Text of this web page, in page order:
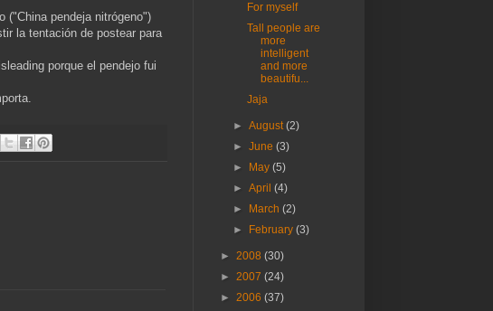
("China pendeja nitrógeno")
la tentación de postear para
porque el pendejo fui
For myself
Tall people are
more
intelligent
and more
beautifu...
Jaja
►August(2)
►June(3)
►
May(5)
►April(4)
►
March(2)
►
February(3)
► 2008 (30)
► 2007 (24)
► 2006 (37)